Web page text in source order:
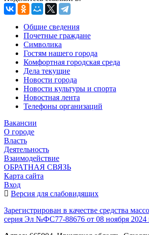
Общие сведения
Почетные граждане
Символика
Гостям нашего города
Комфортная городская среда
Дела текущие
Новости города
Новости культуры и спорта
Новостная лента
Телефоны организаций
Вакансии
О городе
Власть
Деятельность
Взаимодействие
ОБРАТНАЯ СВЯЗЬ
Карта сайта
Вход
Версия для слабовидящих
Зарегистрирован в качестве средства
серия Эл №ФС77-88676 от 08 ноября 2024